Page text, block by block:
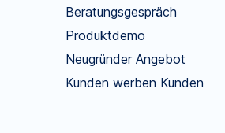
Beratungsgespräch
Produktdemo
Neugründer Angebot
Kunden werben Kunden